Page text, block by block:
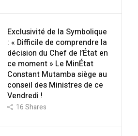
Exclusivité de la Symbolique
: « Difficile de comprendre la
décision du Chef de l’État en
ce moment » Le MinÉtat
Constant Mutamba siège au
conseil des Ministres de ce
Vendredi !
16Shares